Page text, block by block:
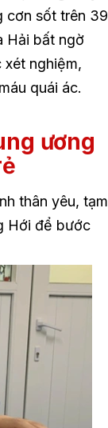
cơn sốt trên 39
Hải bất ngờ
nghiệm,
quái ác.
ương
thân yêu, tạm
Hới để bước